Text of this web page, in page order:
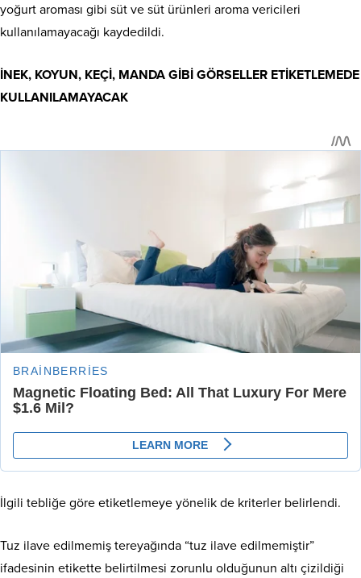
yoğurt aroması gibi süt ve süt ürünleri aroma vericileri
kullanılamayacağı kaydedildi.
İNEK, KOYUN, KEÇİ, MANDA GİBİ GÖRSELLER ETİKETLEMEDE
KULLANILAMAYACAK
İlgili tebliğe göre etiketlemeye yönelik de kriterler belirlendi.
Tuz ilave edilmemiş tereyağında “tuz ilave edilmemiştir”
ifadesinin etikette belirtilmesi zorunlu olduğunun altı çizildiği